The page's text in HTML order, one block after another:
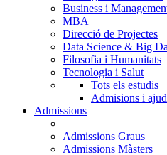
Business i
MBA
Direcció de Projectes
Data Science & Big
Filosofia i Humanitats
Tecnologia i Salut
Tots els estudis
Admisions i
Admissions
Admissions Graus
Admissions Màsters